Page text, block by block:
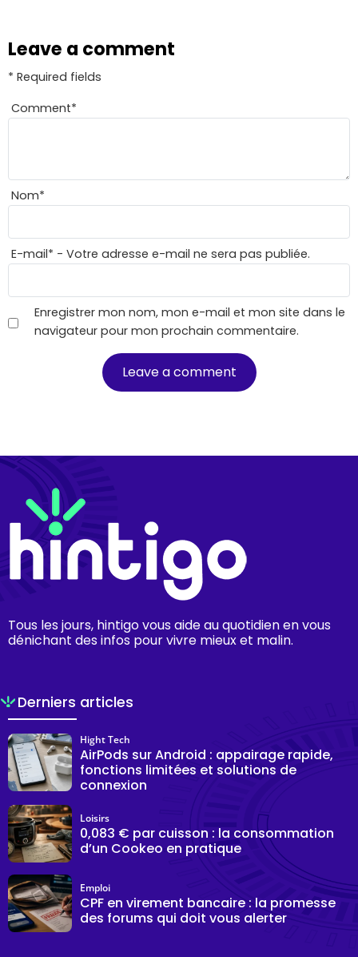
Leave a comment
* Required fields
Comment*
Nom*
E-mail* - Votre adresse e-mail ne sera pas publiée.
Enregistrer mon nom, mon e-mail et mon site dans le
navigateur pour mon prochain commentaire.
Tous les jours, hintigo vous aide au quotidien en vous
dénichant des infos pour vivre mieux et malin.
Derniers articles
AirPods sur Android : appairage rapide,
fonctions limitées et solutions de
connexion
Hight Tech
0,083 € par cuisson : la consommation
d’un Cookeo en pratique
Loisirs
CPF en virement bancaire : la promesse
des forums qui doit vous alerter
Emploi